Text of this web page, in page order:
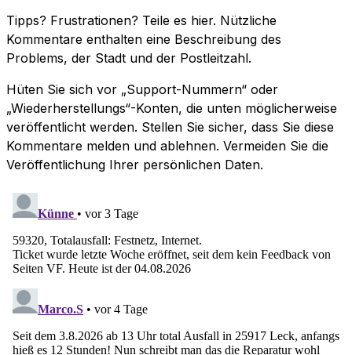
Tipps? Frustrationen? Teile es hier. Nützliche
Kommentare enthalten eine Beschreibung des
Problems, der Stadt und der Postleitzahl.
Hüten Sie sich vor „Support-Nummern“ oder
„Wiederherstellungs“-Konten, die unten möglicherweise
veröffentlicht werden. Stellen Sie sicher, dass Sie diese
Kommentare melden und ablehnen. Vermeiden Sie die
Veröffentlichung Ihrer persönlichen Daten.